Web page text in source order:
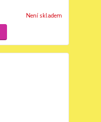
Není skladem